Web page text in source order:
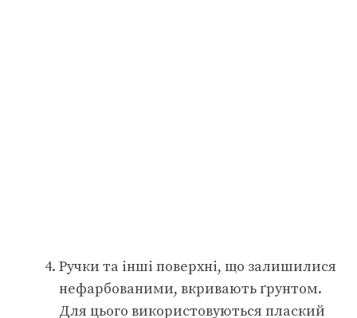
Ручки та інші поверхні, що залишилися
нефарбованими, вкривають ґрунтом.
Для цього використовуються плаский